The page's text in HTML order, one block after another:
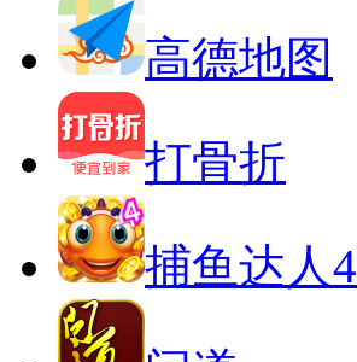
高德地图
打骨折
捕鱼达人4